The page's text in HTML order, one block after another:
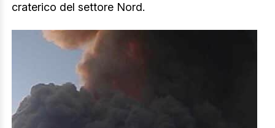
craterico del settore Nord.